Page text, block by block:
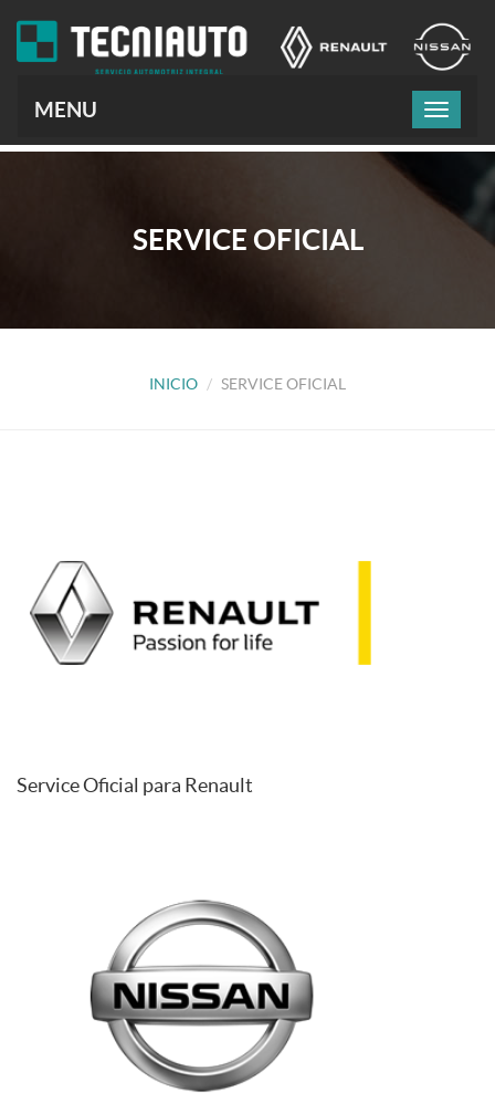
MENU
SERVICE OFICIAL
INICIO SERVICE OFICIAL
Service Oficial para Renault